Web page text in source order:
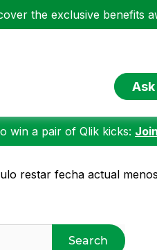
the exclusive benefits
win a pair of Qlik kicks:
restar fecha actual
Search